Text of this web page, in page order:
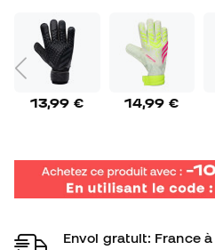
13,99 € 14,99 €
Envoi gratuit: France